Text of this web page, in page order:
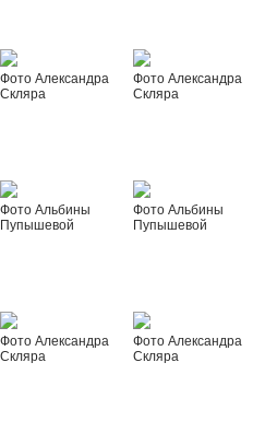
Фото Александра
Скляра
Фото Александра
Скляра
Фото Альбины
Пупышевой
Фото Альбины
Пупышевой
Фото Александра
Скляра
Фото Александра
Скляра